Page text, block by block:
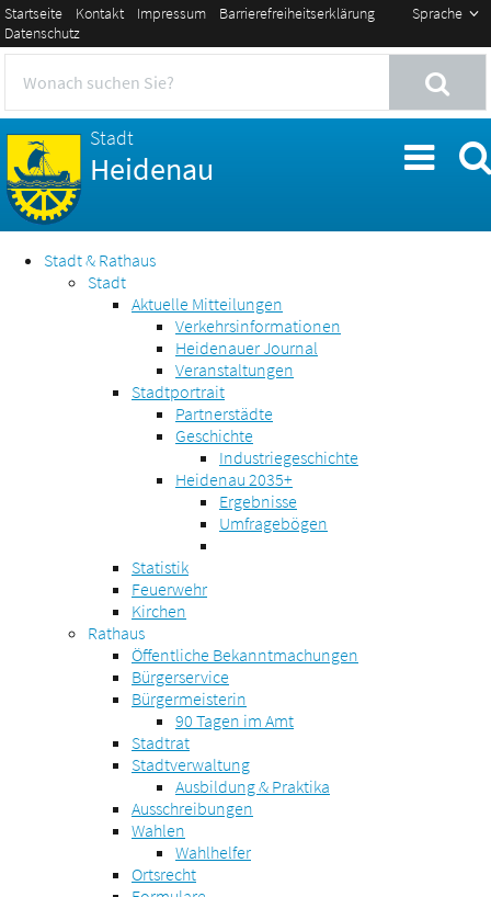
Sprache
Startseite Kontakt Impressum
Barrierefreiheitserklärung
Datenschutz
Stadt
Heidenau
Stadt & Rathaus
Stadt
Aktuelle Mitteilungen
Verkehrsinformationen
Heidenauer Journal
Veranstaltungen
Stadtportrait
Partnerstädte
Geschichte
Industriegeschichte
Heidenau 2035+
Ergebnisse
Umfragebögen
Statistik
Feuerwehr
Kirchen
Rathaus
Öffentliche Bekanntmachungen
Bürgerservice
Bürgermeisterin
90 Tagen im Amt
Stadtrat
Stadtverwaltung
Ausbildung & Praktika
Ausschreibungen
Wahlen
Wahlhelfer
Ortsrecht